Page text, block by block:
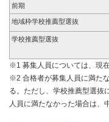
前期
地域枠学校推薦型選抜
学校推薦型選抜
※1 募集人員については、現
※2 合格者が募集人員に満た
る。ただし、学校推薦型選抜
人員に満たなかった場合は、